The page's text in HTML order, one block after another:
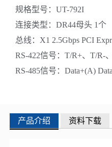
规格型号：UT-792I
连接类型：DR44母头 1个
总线：X1 2.5Gbps PCI
RS-422信号：T/R+、T/R-
RS-485信号：Data+(A)
产品介绍 资料下载